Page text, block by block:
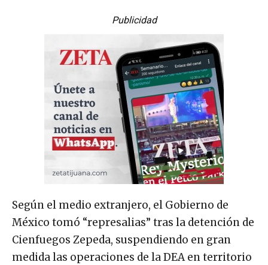
Publicidad
Según el medio extranjero, el Gobierno de
México tomó “represalias” tras la detención de
Cienfuegos Zepeda, suspendiendo en gran
medida las operaciones de la DEA en territorio